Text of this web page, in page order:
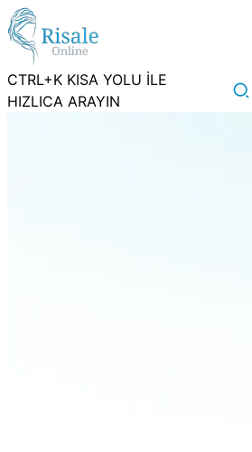
CTRL+K KISA YOLU İLE
HIZLICA ARAYIN